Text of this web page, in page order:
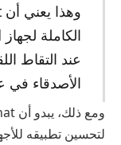
عند التقاط
الأصدقاء في
لتحسين تطبيقه